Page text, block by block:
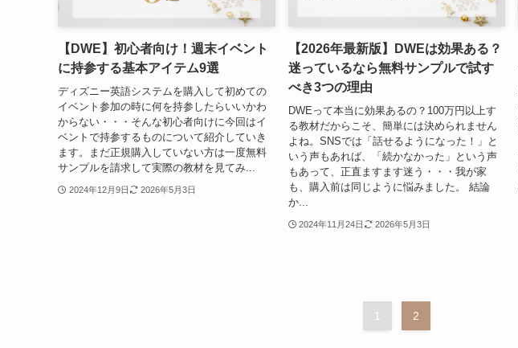
【DWE】初心者向け！週末イベント
に持参する基本アイテム9選
ディズニー英語システムを購入して初めての
イベント参加の時に何を持参したらいいかわ
からない・・・そんな初心者向けに今回はイ
ベントで持参するものについて紹介していき
ます。まだ正規購入していない方は一度無料
サンプルを請求して実際の教材を見てみ...
2024年12月9日 2026年5月3日
【2026年最新版】DWEは効果ある？
迷っているなら無料サンプルで試す
べき3つの理由
DWEって本当に効果あるの？100万円以上す
る教材だからこそ、簡単には決められません
よね。SNSでは「話せるようになった！」と
いう声もあれば、「続かなかった」という声
もあって、正直ますます迷う・・・我が家
も、購入前は同じように悩みました。 結論
か...
2024年11月24日 2026年5月3日
1 2